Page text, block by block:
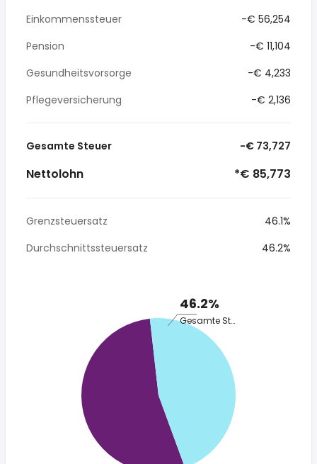
Einkommenssteuer
-€ 56,254
Pension
-€ 11,104
Gesundheitsvorsorge
-€ 4,233
Pflegeversicherung
-€ 2,136
Gesamte Steuer -€ 73,727
Nettolohn *€ 85,773
Grenzsteuersatz
46.1%
Durchschnittssteuersatz
46.2%
46.2%
Gesamte Steuer